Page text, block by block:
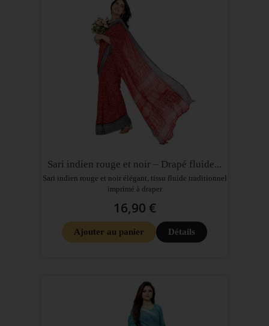
Sari indien rouge et noir – Drapé fluide...
Sari indien rouge et noir élégant, tissu fluide traditionnel
imprimé à draper
16,90 €
Ajouter au panier Détails